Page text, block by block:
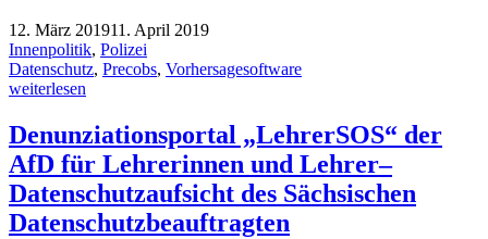
12. März 201911. April 2019
Innenpolitik, Polizei
Datenschutz, Precobs, Vorhersagesoftware
weiterlesen
Denunziationsportal „LehrerSOS“ der
AfD für Lehrerinnen und Lehrer–
Datenschutzaufsicht des Sächsischen
Datenschutzbeauftragten